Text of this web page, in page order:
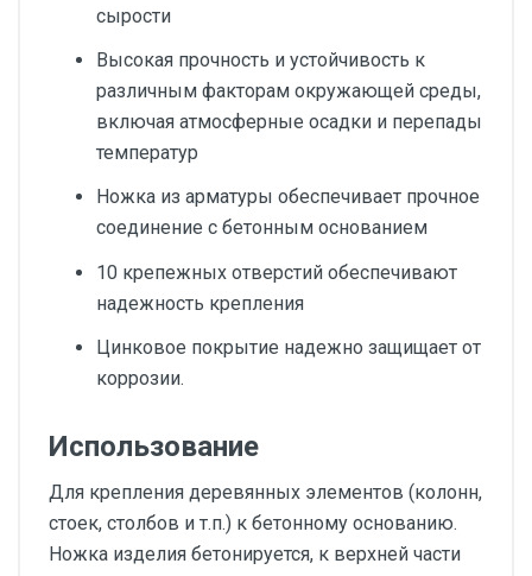
сырости
Высокая прочность и устойчивость к
различным факторам окружающей среды,
включая атмосферные осадки и перепады
температур
Ножка из арматуры обеспечивает прочное
соединение с бетонным основанием
10 крепежных отверстий обеспечивают
надежность крепления
Цинковое покрытие надежно защищает от
коррозии.
Использование
Для крепления деревянных элементов (колонн,
стоек, столбов и т.п.) к бетонному основанию.
Ножка изделия бетонируется, к верхней части